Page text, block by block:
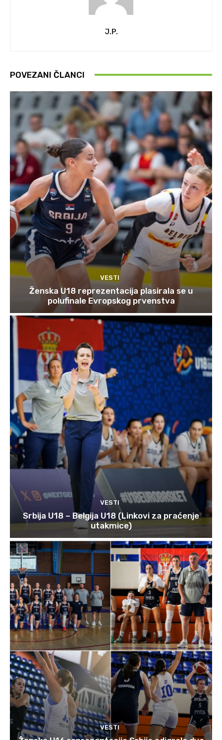
J.P.
POVEZANI ČLANCI
VESTI
Ženska U18 reprezentacija plasirala se u
polufinale Evropskog prvenstva
VESTI
Srbija U18 – Belgija U18 (Linkovi za praćenje
utakmice)
VESTI